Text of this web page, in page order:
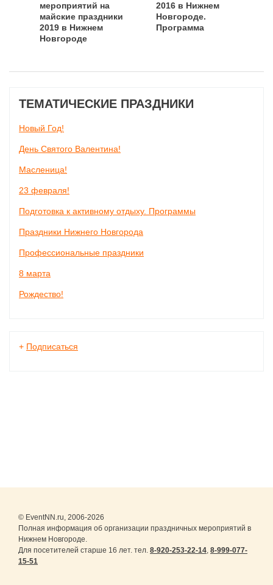
мероприятий на
майские праздники
2019 в Нижнем
Новгороде
2016 в Нижнем
Новгороде.
Программа
ТЕМАТИЧЕСКИЕ ПРАЗДНИКИ
Новый Год!
День Святого Валентина!
Масленица!
23 февраля!
Подготовка к активному отдыху. Программы
Праздники Нижнего Новгорода
Профессиональные праздники
8 марта
Рождество!
+ Подписаться
© EventNN.ru, 2006-2026
Полная информация об организации праздничных мероприятий в
Нижнем Новгороде.
Для посетителей старше 16 лет. тел. 8-920-253-22-14, 8-999-077-
15-51